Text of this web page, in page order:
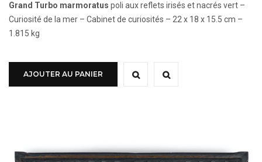
Grand Turbo marmoratus poli aux reflets irisés et nacrés vert –
Curiosité de la mer – Cabinet de curiosités – 22 x 18 x 15.5 cm –
1.815 kg
AJOUTER AU PANIER